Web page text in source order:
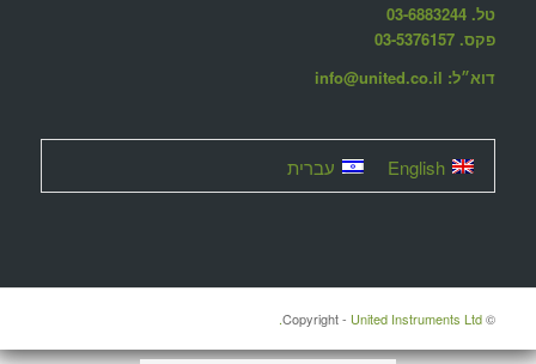
טל. 03-6883244
פקס. 03-5376157
דוא״ל: info@united.co.il
English עברית
© ‫Copyright -
United Instruments Ltd.